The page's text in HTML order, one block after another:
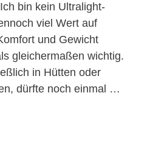
bin kein Ultralight-
viel Wert auf
und Gewicht
gleichermaßen wichtig.
in Hütten oder
dürfte noch einmal …